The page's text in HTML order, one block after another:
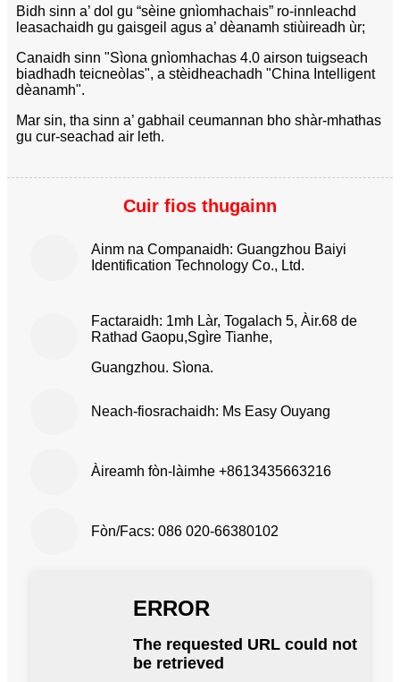
Bidh sinn a’ dol gu “sèine gnìomhachais” ro-innleachd
leasachaidh gu gaisgeil agus a’ dèanamh stiùireadh ùr;
Canaidh sinn "Sìona gnìomhachas 4.0 airson tuigseach
biadhadh teicneòlas", a stèidheachadh "China Intelligent
dèanamh".
Mar sin, tha sinn a’ gabhail ceumannan bho shàr-mhathas
gu cur-seachad air leth.
Cuir fios thugainn
Ainm na Companaidh: Guangzhou Baiyi
Identification Technology Co., Ltd.
Factaraidh: 1mh Làr, Togalach 5, Àir.68 de
Rathad Gaopu,Sgìre Tianhe,
Guangzhou. Sìona.
Neach-fiosrachaidh: Ms Easy Ouyang
Àireamh fòn-làimhe +8613435663216
Fòn/Facs: 086 020-66380102